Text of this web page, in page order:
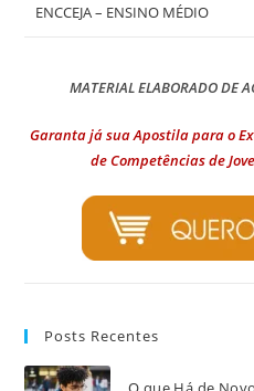
ENCCEJA – ENSINO MÉDIO
MATERIAL ELABORADO DE
Garanta já sua Apostila para o
de Competências de
Posts Recentes